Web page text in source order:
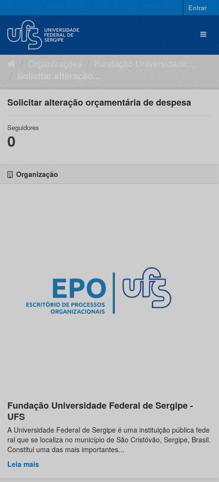
para
conteúdo
Entrar
Solicitar alteração orçamentária de despesa
Seguidores
0
Organização
Fundação Universidade Federal de Sergipe -
UFS
A Universidade Federal de Sergipe é uma instituição pública fede
ral que se localiza no município de São Cristóvão, Sergipe, Brasil.
Constitui uma das mais importantes...
Leia mais